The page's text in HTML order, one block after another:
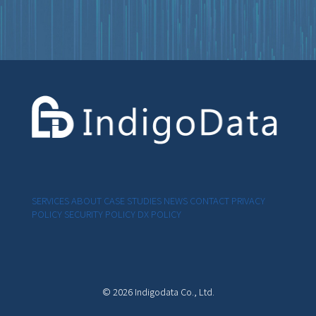
SERVICESABOUT CASE STUDIES NEWS CONTACT PRIVACY
POLICY SECURITY POLICY DX POLICY
© 2026 Indigodata Co., Ltd.